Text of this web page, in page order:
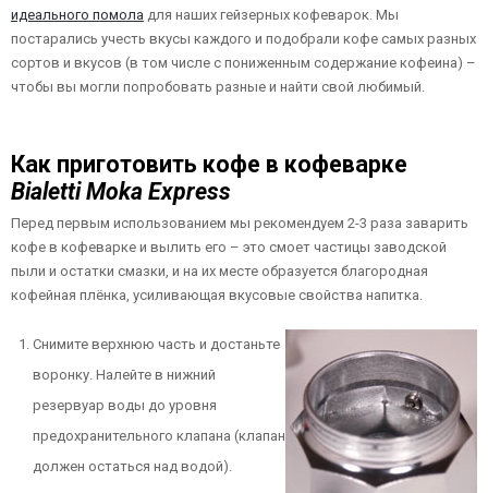
идеального помола для наших гейзерных кофеварок. Мы
постарались учесть вкусы каждого и подобрали кофе самых разных
сортов и вкусов (в том числе с пониженным содержание кофеина) –
чтобы вы могли попробовать разные и найти свой любимый.
Как приготовить кофе в кофеварке
Bialetti Moka Express
Перед первым использованием мы рекомендуем 2-3 раза заварить
кофе в кофеварке и вылить его – это смоет частицы заводской
пыли и остатки смазки, и на их месте образуется благородная
кофейная плёнка, усиливающая вкусовые свойства напитка.
Снимите верхнюю часть и достаньте
воронку. Налейте в нижний
резервуар воды до уровня
предохранительного клапана (клапан
должен остаться над водой).